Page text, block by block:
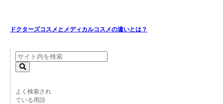
ドクターズコスメとメディカルコスメの違いとは？
よく検索され
ている用語